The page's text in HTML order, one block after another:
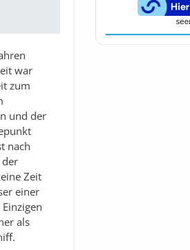
war
zum
und der
nach
der
Zeit
einer
als